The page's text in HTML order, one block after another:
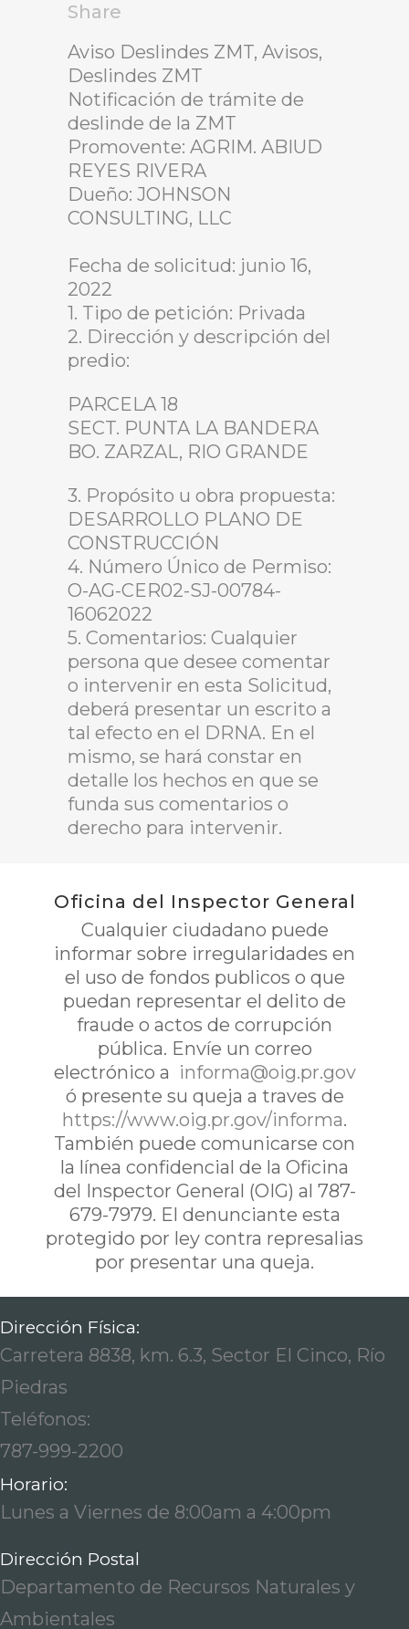
Share
Aviso Deslindes ZMT, Avisos,
Deslindes ZMT
Notificación de trámite de
deslinde de la ZMT
Promovente: AGRIM. ABIUD
REYES RIVERA
Dueño: JOHNSON
CONSULTING, LLC
Fecha de solicitud: junio 16,
2022
1. Tipo de petición: Privada
2. Dirección y descripción del
predio:
PARCELA 18
SECT. PUNTA LA BANDERA
BO. ZARZAL, RIO GRANDE
3. Propósito u obra propuesta:
DESARROLLO PLANO DE
CONSTRUCCIÓN
4. Número Único de Permiso:
O-AG-CER02-SJ-00784-
16062022
5. Comentarios: Cualquier
persona que desee comentar
o intervenir en esta Solicitud,
deberá presentar un escrito a
tal efecto en el DRNA. En el
mismo, se hará constar en
detalle los hechos en que se
funda sus comentarios o
derecho para intervenir.
Oficina del Inspector General
Cualquier ciudadano puede
informar sobre irregularidades en
el uso de fondos publicos o que
puedan representar el delito de
fraude o actos de corrupción
pública. Envíe un correo
electrónico a informa@oig.pr.gov
ó presente su queja a traves de
https://www.oig.pr.gov/informa.
También puede comunicarse con
la línea confidencial de la Oficina
del Inspector General (OIG) al 787-
679-7979. El denunciante esta
protegido por ley contra represalias
por presentar una queja.
Dirección Física:
Carretera 8838, km. 6.3, Sector El Cinco, Río
Piedras
Teléfonos:
787-999-2200
Horario:
Lunes a Viernes de 8:00am a 4:00pm
Dirección Postal
Departamento de Recursos Naturales y
Ambientales